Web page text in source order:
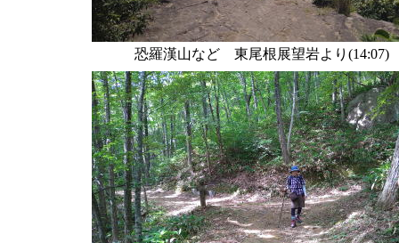
恐羅漢山など 東尾根展望岩より(14:07)